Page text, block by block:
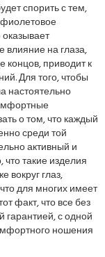
спорить с тем,
влияние на глаза,
концов, приводит к
Для того, чтобы
настоятельно
о том, что каждый
среди той
активный и
такие изделия
вокруг глаз,
для многих имеет
факт, что все без
с одной
ношения